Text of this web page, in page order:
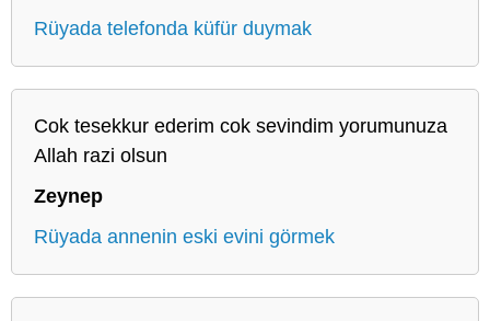
Rüyada telefonda küfür duymak
Cok tesekkur ederim cok sevindim yorumunuza
Allah razi olsun
Zeynep
Rüyada annenin eski evini görmek